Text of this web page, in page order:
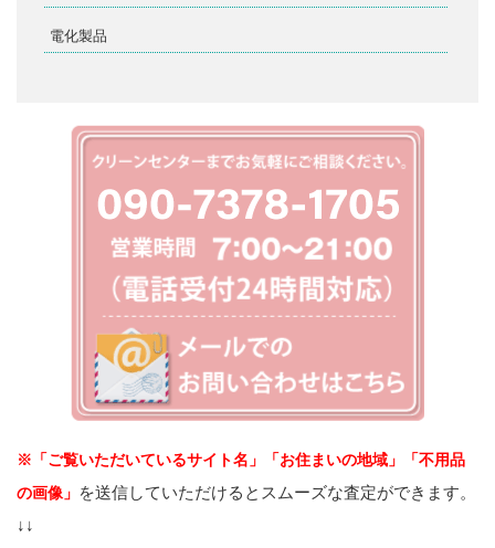
電化製品
※「ご覧いただいているサイト名」「お住まいの地域」「不用品
の画像」 を送信していただけるとスムーズな査定ができます。
↓↓